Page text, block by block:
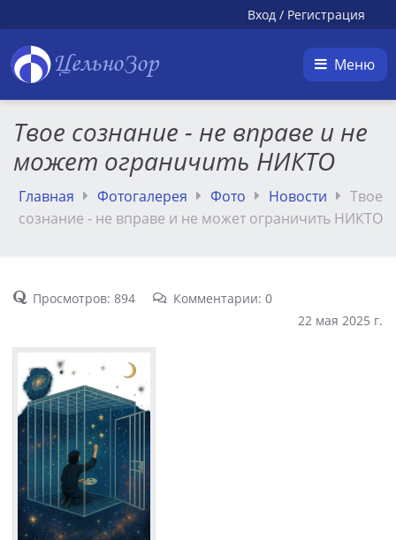
Вход / Регистрация
ЦельноЗор Меню
Твое сознание - не вправе и не
может ограничить НИКТО
Главная Фотогалерея Фото Новости
Твое
сознание - не вправе и не может ограничить НИКТО
Просмотров: 894
Комментарии: 0
22 мая 2025 г.